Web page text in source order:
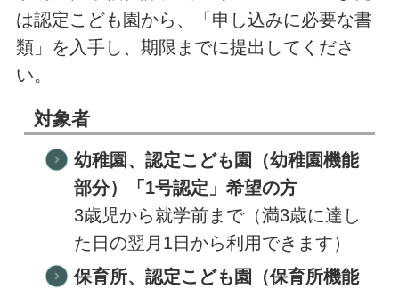
は認定こども園から、「申し込みに必要な書
類」を入手し、期限までに提出してくださ
い。
対象者
幼稚園、認定こども園（幼稚園機能
部分）「1号認定」希望の方
3歳児から就学前まで（満3歳に達し
た日の翌月1日から利用できます）
保育所、認定こども園（保育所機能